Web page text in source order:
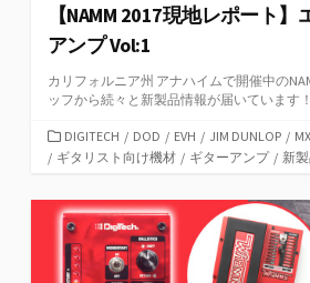
【NAMM 2017現地レポート
アンプ Vol:1
カリフォルニア州 アナハイムで開催中の
ッフから続々と新製品情報が届いています
カ
テ
リ
ー
DIGITECH / DOD / EVH / JIM DUNLOP /
/ ギタリスト向け機材 / ギターアンプ / 新